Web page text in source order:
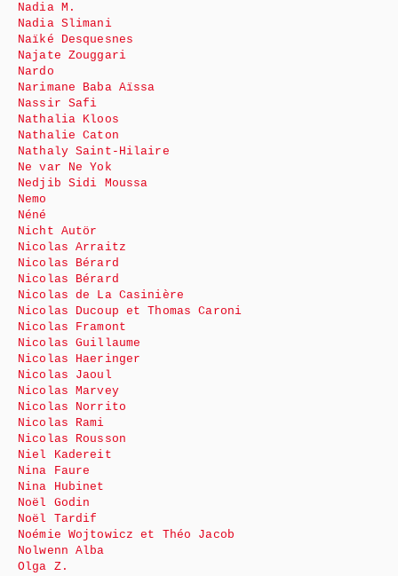
Nadia M.
Nadia Slimani
Naïké Desquesnes
Najate Zouggari
Nardo
Narimane Baba Aïssa
Nassir Safi
Nathalia Kloos
Nathalie Caton
Nathaly Saint-Hilaire
Ne var Ne Yok
Nedjib Sidi Moussa
Nemo
Néné
Nicht Autör
Nicolas Arraitz
Nicolas Bérard
Nicolas Bérard
Nicolas de La Casinière
Nicolas Ducoup et Thomas Caroni
Nicolas Framont
Nicolas Guillaume
Nicolas Haeringer
Nicolas Jaoul
Nicolas Marvey
Nicolas Norrito
Nicolas Rami
Nicolas Rousson
Niel Kadereit
Nina Faure
Nina Hubinet
Noël Godin
Noël Tardif
Noémie Wojtowicz et Théo Jacob
Nolwenn Alba
Olga Z.